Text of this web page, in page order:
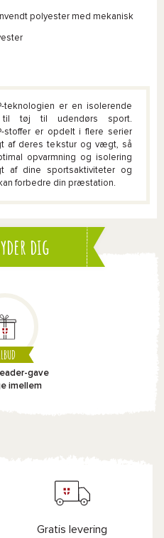
polyester med mekanisk
teknologien er en isolerende
til tøj til udendørs sport.
stoffer er opdelt i flere serier
af deres tekstur og vægt, så
opvarmning og isolering
af dine sportsaktiviteter og
forbedre din præstation.
dig
gave
imellem
Gratis levering